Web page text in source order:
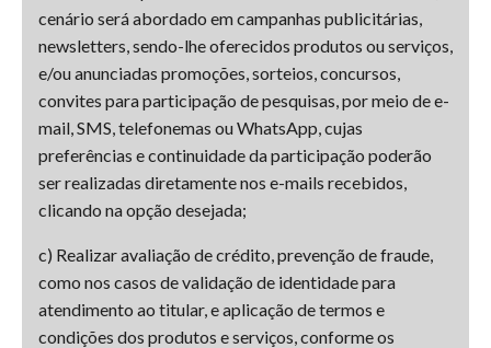
cenário será abordado em campanhas publicitárias,
newsletters, sendo-lhe oferecidos produtos ou serviços,
e/ou anunciadas promoções, sorteios, concursos,
convites para participação de pesquisas, por meio de e-
mail, SMS, telefonemas ou WhatsApp, cujas
preferências e continuidade da participação poderão
ser realizadas diretamente nos e-mails recebidos,
clicando na opção desejada;
c) Realizar avaliação de crédito, prevenção de fraude,
como nos casos de validação de identidade para
atendimento ao titular, e aplicação de termos e
condições dos produtos e serviços, conforme os